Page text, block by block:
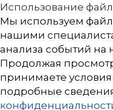
Использование
Мы используем
нашими
анализа событий на
Продолжая
принимаете
подробные